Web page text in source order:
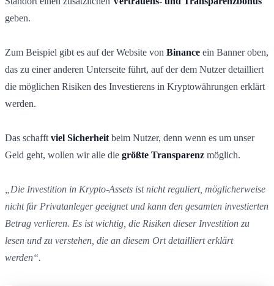
geben.
Zum Beispiel gibt es auf der Website von Binance ein Banner oben,
das zu einer anderen Unterseite führt, auf der dem Nutzer detailliert
die möglichen Risiken des Investierens in Kryptowährungen erklärt
werden.
Das schafft viel Sicherheit beim Nutzer, denn wenn es um unser
Geld geht, wollen wir alle die größte Transparenz möglich.
„Die Investition in Krypto-Assets ist nicht reguliert, möglicherweise
nicht für Privatanleger geeignet und kann den gesamten investierten
Betrag verlieren. Es ist wichtig, die Risiken dieser Investition zu
lesen und zu verstehen, die an diesem Ort detailliert erklärt
werden“.